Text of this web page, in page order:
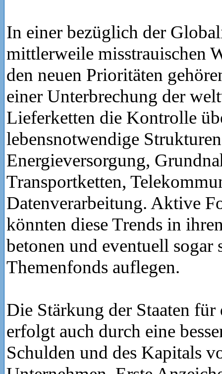
In einer bezüglich der
mittlerweile misstrauischen
den neuen Prioritäten
einer Unterbrechung der
Lieferketten die Kontrolle
lebensnotwendige
Energieversorgung,
Transportketten,
Datenverarbeitung. Aktive
könnten diese Trends in
betonen und eventuell sogar
Themenfonds auflegen.
Die Stärkung der Staaten
erfolgt auch durch eine
Schulden und des Kapitals